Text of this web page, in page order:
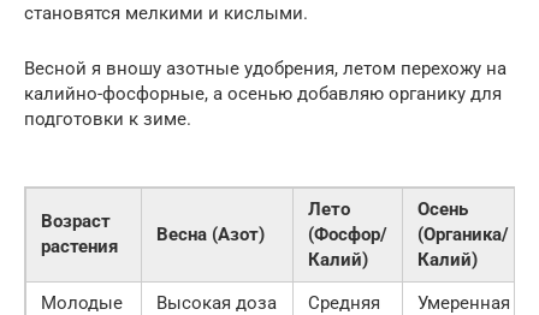
становятся мелкими и кислыми.
Весной я вношу азотные удобрения, летом перехожу на
калийно-фосфорные, а осенью добавляю органику для
подготовки к зиме.
Возраст
растения
Весна (Азот)
Лето
(Фосфор/
Калий)
Осень
(Органика/
Калий)
Молодые
Высокая доза
Средняя
Умеренная